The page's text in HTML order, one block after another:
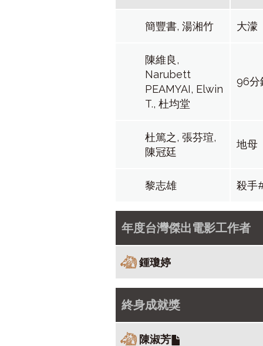
簡豐書, 湯湘竹 大濛
陳維良,
Narubett
PEAMYAI, Elwin
T., 杜均堂
96分
杜篤之, 張芬瑄,
陳冠廷
地母
黎志雄 殺手
年度台灣傑出電影工作者
​鍾瓊婷
終身成就獎
陳淑芳